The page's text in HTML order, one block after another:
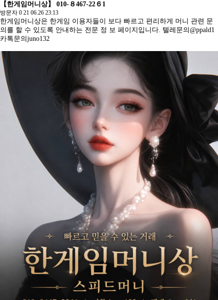
【한게임머니상】 010-８467-22６1
방문자 0 21 06.26 23:13
한게임머니상은 한게임 이용자들이 보다 빠르고 편리하게 머니 관련 문
의를 할 수 있도록 안내하는 전문 정 보 페이지입니다. 텔레문의@ppald1
카톡문의juno132